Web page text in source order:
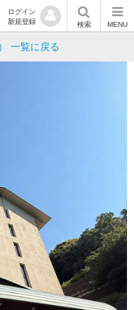
ログイン
新規登録
検索 MENU
一覧に戻る